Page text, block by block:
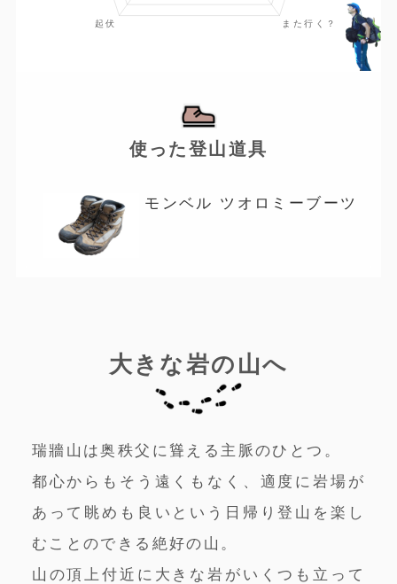
使った登山道具
モンベル ツオロミーブーツ
大きな岩の山へ
瑞牆山は奥秩父に聳える主脈のひとつ。
都心からもそう遠くもなく、適度に岩場が
あって眺めも良いという日帰り登山を楽し
むことのできる絶好の山。
山の頂上付近に大きな岩がいくつも立って